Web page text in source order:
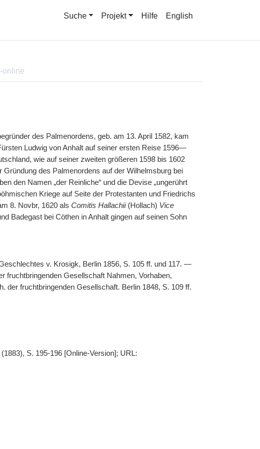
Suche Projekt Hilfe English
-online
des Palmenordens, geb. am 13. April 1582, kam
Ludwig von Anhalt auf seiner ersten Reise 1596—
wie auf seiner zweiten größeren 1598 bis 1602
des Palmenordens auf der Wilhelmsburg bei
den Namen „der Reinliche“ und die Devise „ungerührt
Kriege auf Seite der Protestanten und Friedrichs
8. Novbr, 1620 als Comitis Hallachii(Hollach) Vice
Badegast bei Cöthen in Anhalt gingen auf seinen Sohn
v. Krosigk, Berlin 1856, S. 105 ff. und 117. —
fruchtbringenden Gesellschaft Nahmen, Vorhaben,
der fruchtbringenden Gesellschaft. Berlin 1848, S. 109 ff.
S. 195-196 [Online-Version]; URL: